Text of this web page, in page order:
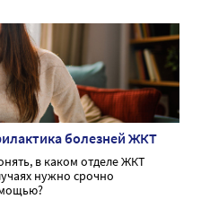
болезней ЖКТ
в каком отделе ЖКТ
нужно срочно